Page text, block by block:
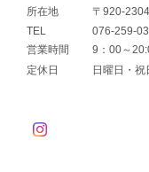
所在地
〒920-
TEL
076-259-
営業時間
9：00～
定休日
日曜日・祝